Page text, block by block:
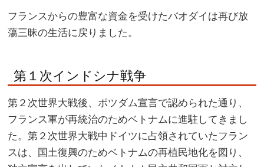
フランスからの豊富な資金を受けたバオダイは再び放
蕩三昧の生活に戻りました。
第１次インドシナ戦争
第２次世界大戦後、ポツダム宣言で認められた通り、
フランス軍が再統治のためベトナムに進駐してきまし
た。第２次世界大戦中ドイツに占領されていたフラン
スは、国土復興のためベトナムの再植民地化を図り、